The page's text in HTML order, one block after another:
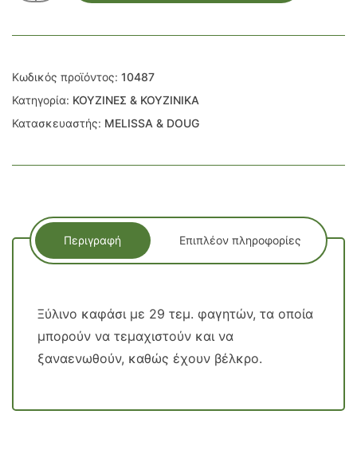
Κωδικός προϊόντος: 10487
Κατηγορία: ΚΟΥΖΙΝΕΣ & ΚΟΥΖΙΝΙΚΑ
Κατασκευαστής: MELISSA & DOUG
Περιγραφή Επιπλέον πληροφορίες
Ξύλινο καφάσι με 29 τεμ. φαγητών, τα οποία
μπορούν να τεμαχιστούν και να
ξαναενωθούν, καθώς έχουν βέλκρο.